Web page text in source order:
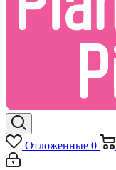
Отложенные 0